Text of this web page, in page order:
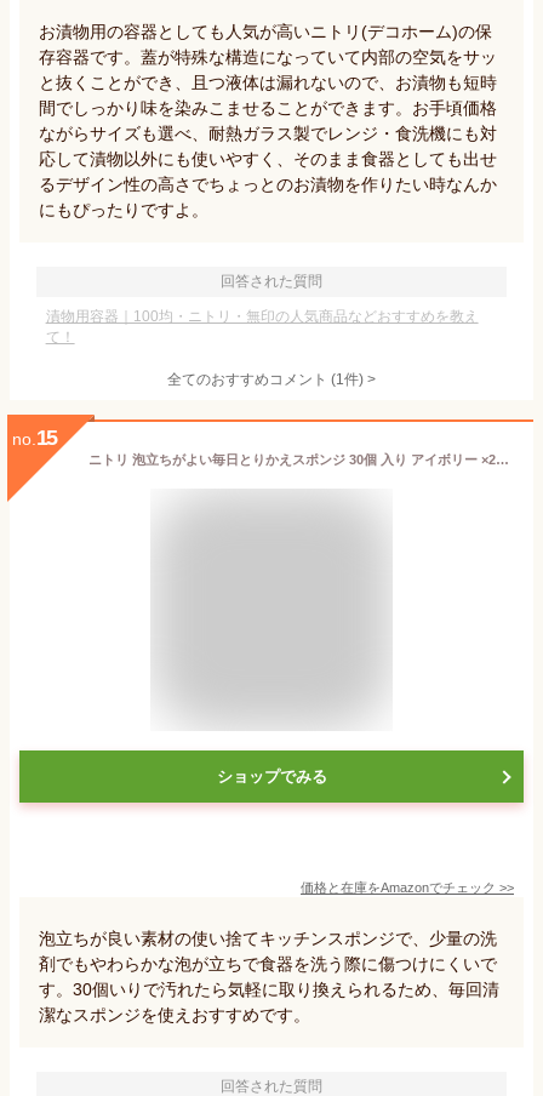
お漬物用の容器としても人気が高いニトリ(デコホーム)の保
存容器です。蓋が特殊な構造になっていて内部の空気をサッ
と抜くことができ、且つ液体は漏れないので、お漬物も短時
間でしっかり味を染みこませることができます。お手頃価格
ながらサイズも選べ、耐熱ガラス製でレンジ・食洗機にも対
応して漬物以外にも使いやすく、そのまま食器としても出せ
るデザイン性の高さでちょっとのお漬物を作りたい時なんか
にもぴったりですよ。
回答された質問
漬物用容器｜100均・ニトリ・無印の人気商品などおすすめを教え
て！
全てのおすすめコメント (1件) >
no. 15
ニトリ 泡立ちがよい毎日とりかえスポンジ 30個 入り アイボリー ×2個 合計60個入り 食器用洗剤 キッチン
ショップでみる
価格と在庫をAmazonでチェック >>
泡立ちが良い素材の使い捨てキッチンスポンジで、少量の洗
剤でもやわらかな泡が立ちで食器を洗う際に傷つけにくいで
す。30個いりで汚れたら気軽に取り換えられるため、毎回清
潔なスポンジを使えおすすめです。
回答された質問